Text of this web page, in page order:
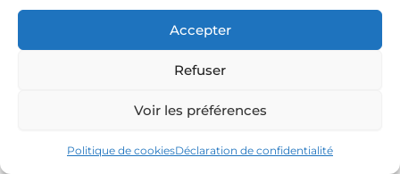
Accepter
Refuser
Voir les préférences
Politique de cookiesDéclaration de confidentialité
bien ?
Utilisez des outils d’analyse et de
statistique pour suivre vos visites… Si vous
avez beaucoup de visiteurs mais peu
freins à corriger.
j’identifie plusieurs freins ?